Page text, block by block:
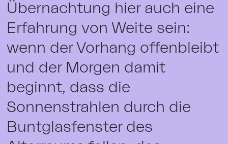
Übernachtung hier auch eine
Erfahrung von Weite sein:
wenn der Vorhang offenbleibt
und der Morgen damit
beginnt, dass die
Sonnenstrahlen durch die
Buntglasfenster des